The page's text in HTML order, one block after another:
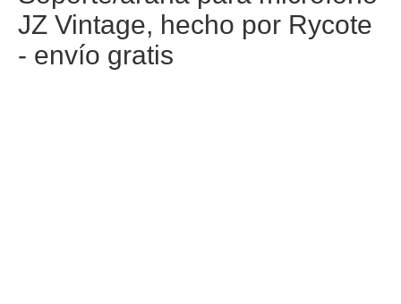
JZ Vintage, hecho por Rycote
- envío gratis